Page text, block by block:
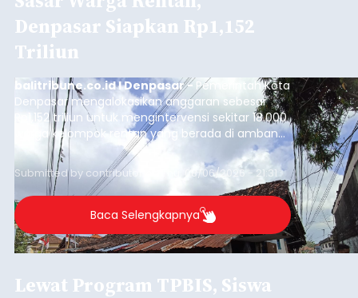
Denpasar Siapkan Rp1,152
Triliun
balitribune.co.id I Denpasar - Pemerintah Kota
Denpasar mengalokasikan anggaran sebesar
Rp1,152 triliun untuk mengintervensi sekitar 18.000
warga kelompok rentan yang berada di ambang
garis kemiskinan. Langkah strategis ini diambil
guna menjaga masyarakat yang berada pada
kelompok desil 5 dan 6 tersebut agar tidak
merosot ke kategori miskin.
Submitted by contributor Thu, 08/06/2026 - 21:31
Baca Selengkapnya
Lewat Program TPBIS, Siswa